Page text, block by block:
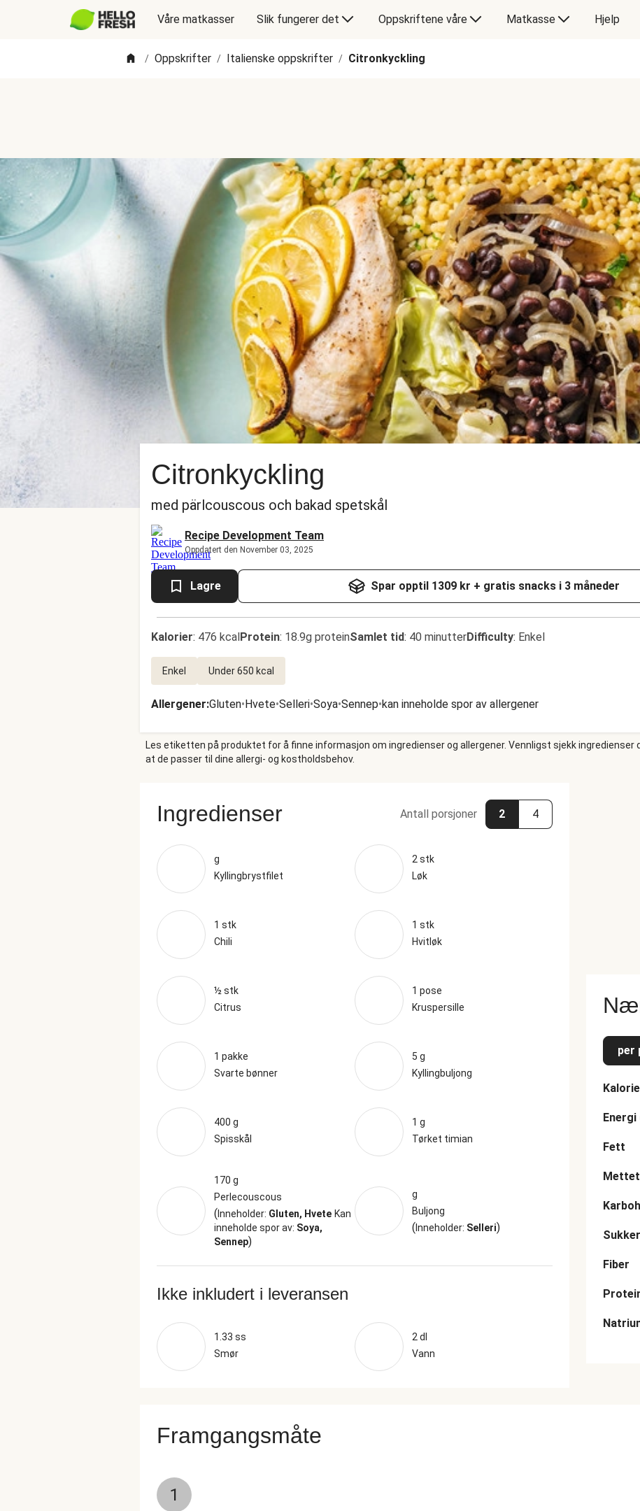
Våre matkasser Slik fungerer det Oppskriftene våre Matkasse Hjelp
/ Oppskrifter / Italienske oppskrifter / Citronkyckling
Citronkyckling
med pärlcouscous och bakad spetskål
Recipe Development Team
Oppdatert den November 03, 2025
Lagre Spar opptil 1309 kr + gratis snacks i 3 måneder
Kalorier: 476 kcalProtein: 18.9g proteinSamlet tid: 40 minutterDifficulty: Enkel
Enkel Under 650 kcal
Allergener:Gluten•Hvete•Selleri•Soya•Sennep•kan inneholde spor av allergener
Les etiketten på produktet for å finne informasjon om ingredienser og allergener. Vennligst sjekk ingredienser
at de passer til dine allergi- og kostholdsbehov.
Ingredienser Antall porsjoner 2 4
g
Kyllingbrystfilet
2 stk
Løk
1 stk
Chili
1 stk
Hvitløk
½ stk
Citrus
1 pose
Kruspersille
1 pakke
Svarte bønner
5 g
Kyllingbuljong
400 g
Spisskål
1 g
Tørket timian
170 g
Perlecouscous
(Inneholder: Gluten, Hvete Kan
inneholde spor av: Soya,
Sennep)
g
Buljong
(Inneholder: Selleri)
Ikke inkludert i leveransen
1.33 ss
Smør
2 dl
Vann
per
Energi
Fett
Sukker
Fiber
Framgangsmåte
1